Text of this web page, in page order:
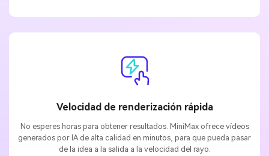
No esperes horas para obtener resultados. MiniMax ofrece vídeos
generados por IA de alta calidad en minutos, para que pueda pasar
de la idea a la salida a la velocidad del rayo.